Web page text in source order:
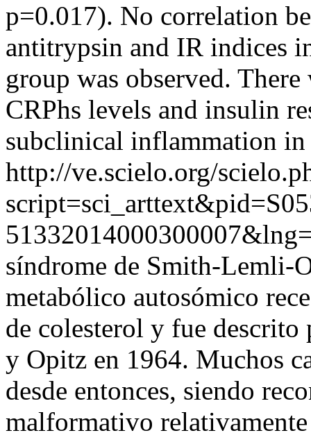
p=0.017). No correlation
antitrypsin and IR indices
group was observed.
CRPhs levels and insulin
subclinical inflammation
http://ve.scielo.org/
síndrome de Smith-Lemli-
metabólico autosómico
de colesterol y fue
y Opitz en 1964. Muchos
desde entonces, siendo
malformativo